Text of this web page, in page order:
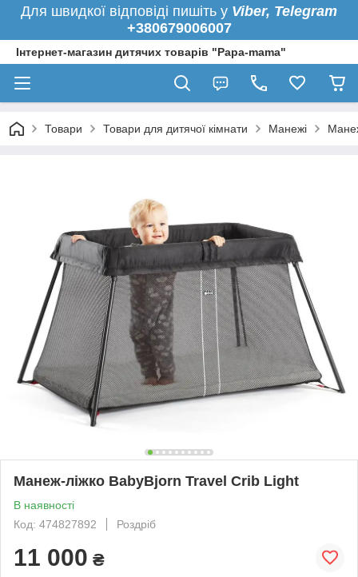
Для швидкої відповіді пишіть у Viber, Telegram
+380679006007
Інтернет-магазин дитячих товарів "Papa-mama"
Товари Товари для дитячої кімнати Манежі
Манеж-ліжко BabyBjorn Travel Crib Light
В наявності
Код: 474827892
Роздріб
11 000 ₴